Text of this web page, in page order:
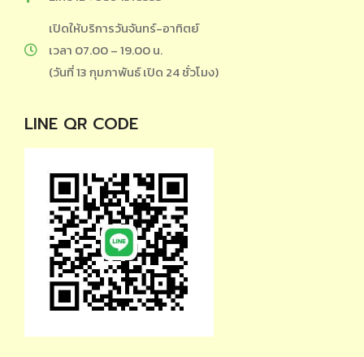
เปิดให้บริการวันจันทร์-อาทิตย์
เวลา 07.00 – 19.00 น.
(วันที่ 13 กุมภาพันธ์ เปิด 24 ชั่วโมง)
LINE QR CODE